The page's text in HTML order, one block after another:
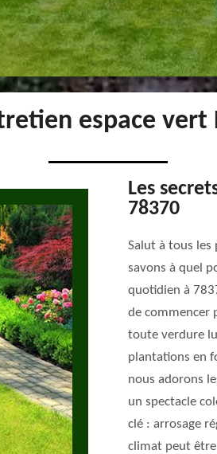
espace vert
Les
78370
Salut à tous les
savons à quel
quotidien à
de commencer
toute verdure
plantations en
nous adorons
un spectacle
clé : arrosage
climat peut être